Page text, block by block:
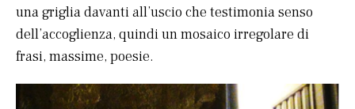
una griglia davanti all’uscio che testimonia senso
dell’accoglienza, quindi un mosaico irregolare di
frasi, massime, poesie.